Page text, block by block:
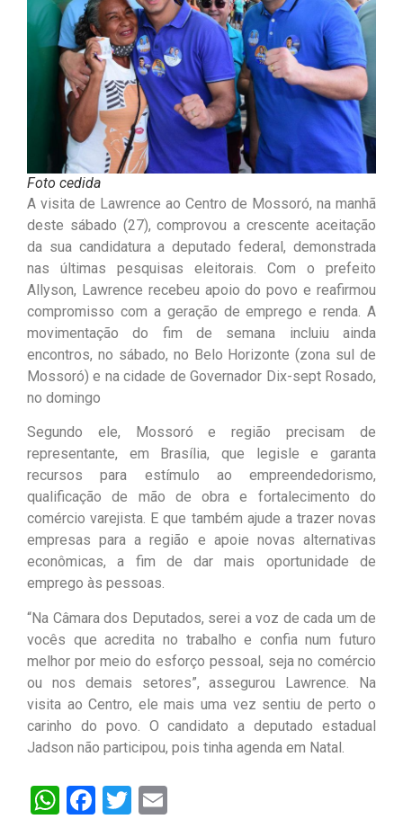
Foto cedida
A visita de Lawrence ao Centro de Mossoró, na manhã
deste sábado (27), comprovou a crescente aceitação
da sua candidatura a deputado federal, demonstrada
nas últimas pesquisas eleitorais. Com o prefeito
Allyson, Lawrence recebeu apoio do povo e reafirmou
compromisso com a geração de emprego e renda. A
movimentação do fim de semana incluiu ainda
encontros, no sábado, no Belo Horizonte (zona sul de
Mossoró) e na cidade de Governador Dix-sept Rosado,
no domingo
Segundo ele, Mossoró e região precisam de
representante, em Brasília, que legisle e garanta
recursos para estímulo ao empreendedorismo,
qualificação de mão de obra e fortalecimento do
comércio varejista. E que também ajude a trazer novas
empresas para a região e apoie novas alternativas
econômicas, a fim de dar mais oportunidade de
emprego às pessoas.
“Na Câmara dos Deputados, serei a voz de cada um de
vocês que acredita no trabalho e confia num futuro
melhor por meio do esforço pessoal, seja no comércio
ou nos demais setores”, assegurou Lawrence. Na
visita ao Centro, ele mais uma vez sentiu de perto o
carinho do povo. O candidato a deputado estadual
Jadson não participou, pois tinha agenda em Natal.
WhatsApp
Facebook
Twitter